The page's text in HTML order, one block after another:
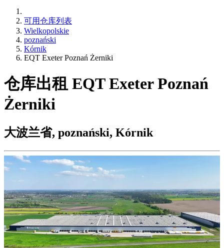
可用仓库列表
Wielkopolskie
poznański
Kórnik
EQT Exeter Poznań Żerniki
仓库出租 EQT Exeter Poznań
Żerniki
大波兰省, poznański, Kórnik